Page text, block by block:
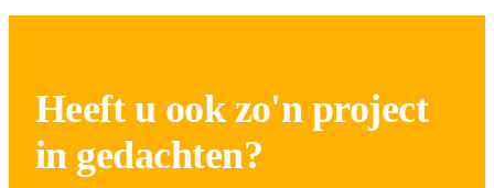
Heeft u ook zo'n project
in gedachten?